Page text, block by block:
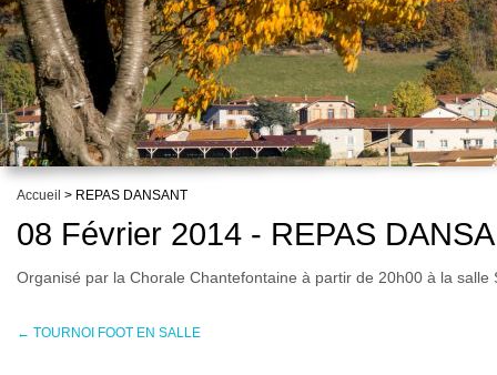
Accueil > REPAS DANSANT
08 Février 2014 - REPAS
Organisé par la Chorale Chantefontaine à partir de 20h00 à la salle
← TOURNOI FOOT EN SALLE